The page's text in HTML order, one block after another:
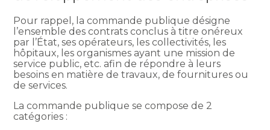
Pour rappel, la commande publique désigne
l’ensemble des contrats conclus à titre onéreux
par l’État, ses opérateurs, les collectivités, les
hôpitaux, les organismes ayant une mission de
service public, etc. afin de répondre à leurs
besoins en matière de travaux, de fournitures ou
de services.
La commande publique se compose de 2
catégories :